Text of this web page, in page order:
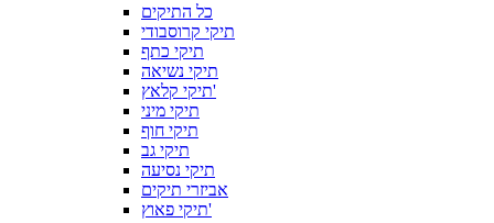
כל התיקים
תיקי קרוסבודי
תיקי כתף
תיקי נשיאה
תיקי קלאץ'
תיקי מיני
תיקי חוף
תיקי גב
תיקי נסיעה
אביזרי תיקים
תיקי פאוץ'